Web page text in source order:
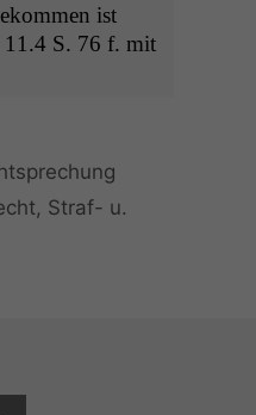
ist
11.4 S. 76 f. mit
, Straf- u.
Cookies
Diese
Cookies sind